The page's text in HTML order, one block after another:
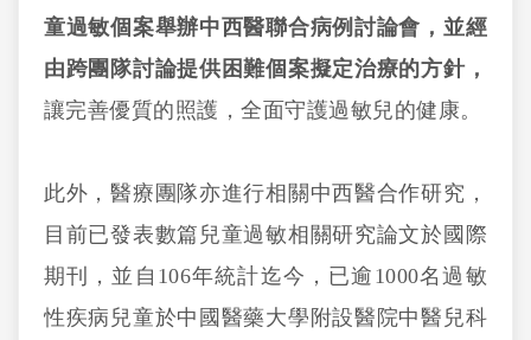
童過敏個案舉辦中西醫聯合病例討論會，並經
由跨團隊討論提供困難個案擬定治療的方針，
讓完善優質的照護，全面守護過敏兒的健康。
此外，醫療團隊亦進行相關中西醫合作研究，
目前已發表數篇兒童過敏相關研究論文於國際
期刊，並自106年統計迄今，已逾1000名過敏
性疾病兒童於中國醫藥大學附設醫院中醫兒科